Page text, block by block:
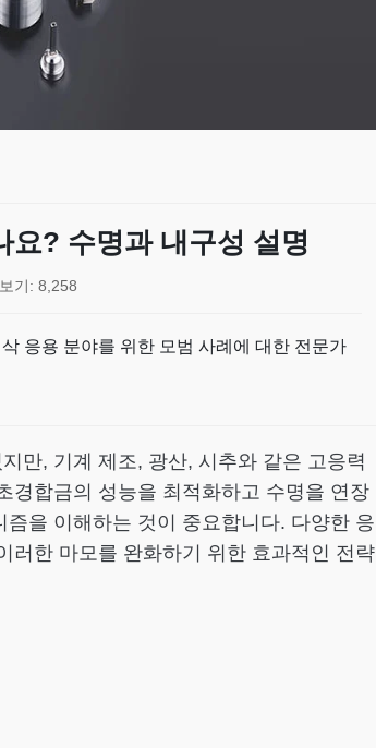
요? 수명과 내구성 설명
보기: 8,258
응용 분야를 위한 모범 사례에 대한 전문가
만, 기계 제조, 광산, 시추와 같은 고응력
경합금의 성능을 최적화하고 수명을 연장
을 이해하는 것이 중요합니다. 다양한 응
러한 마모를 완화하기 위한 효과적인 전략